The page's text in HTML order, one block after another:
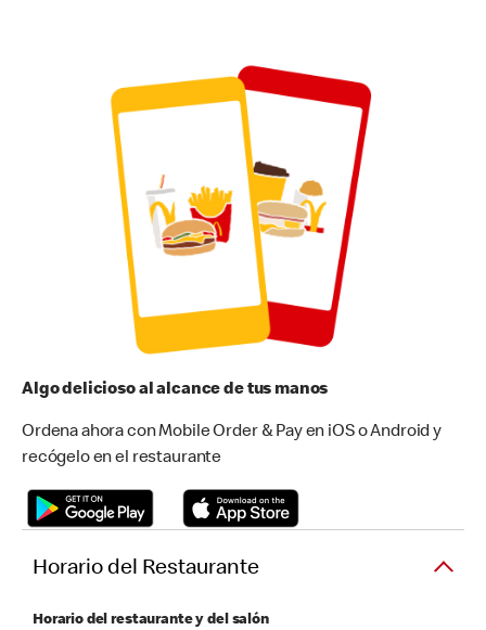
Algo delicioso al alcance de tus manos
Ordena ahora con Mobile Order & Pay en iOS o Android y
recógelo en el restaurante
Horario del Restaurante
Horario del restaurante y del salón